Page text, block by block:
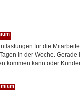
für die
in der Woche. Gerade
kommen kann oder